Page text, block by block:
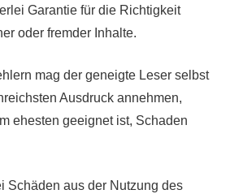
Garantie für die Richtigkeit
oder fremder Inhalte.
mag der geneigte Leser selbst
Ausdruck annehmen,
ehesten geeignet ist, Schaden
Schäden aus der Nutzung des